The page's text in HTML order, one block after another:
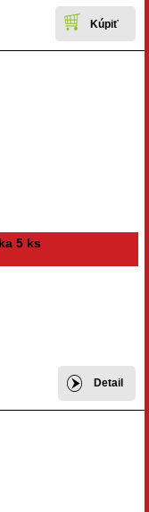
5 ks
Detail